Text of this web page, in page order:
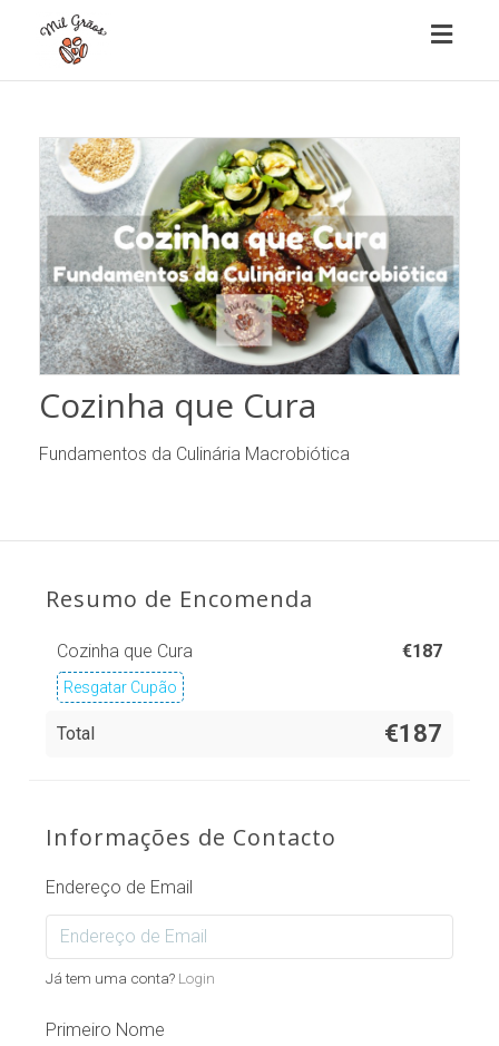
Cozinha que Cura
Fundamentos da Culinária Macrobiótica
Resumo de Encomenda
Cozinha que Cura €187
Resgatar Cupão
Total €187
Informações de Contacto
Endereço de Email
Já tem uma conta? Login
Primeiro Nome